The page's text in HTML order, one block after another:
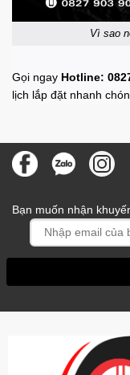
Vì sao
Gọi ngay Hotline:
lịch lắp đặt nhanh
Bạn muốn nhận